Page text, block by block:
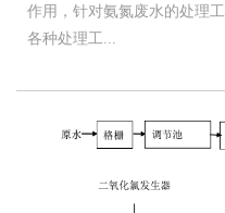
作用，针对氨氮废水的处理
各种处理工...